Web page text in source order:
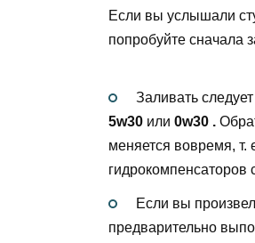
Если вы услышали
попробуйте сначала
Заливать
5w30 или 0w30 .
меняется вовремя, т.
гидрокомпенсаторов
Если вы
предварительно